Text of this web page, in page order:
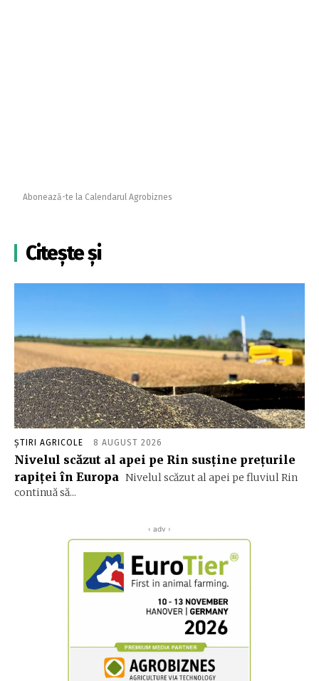
Abonează-te la Calendarul Agrobiznes
Citește și
ȘTIRI AGRICOLE 8 AUGUST 2026
Nivelul scăzut al apei pe Rin susține prețurile
rapiței în Europa Nivelul scăzut al apei pe fluviul Rin
continuă să...
‹ adv ›